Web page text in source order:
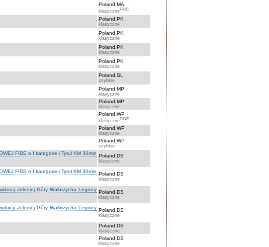
Poland,MA
klasyczneFIDE
Poland,PK
klasyczne
Poland,PK
klasyczne
Poland,PK
klasyczne
Poland,PK
klasyczne
Poland,SL
szybkie
Poland,MP
klasyczne
Poland,MP
klasyczne
Poland,WP
klasyczneFIDE
Poland,WP
klasyczne
Poland,WP
szybkie
FIDE o I kategorie i Tytul KM 30min Poland,DS
klasyczne
FIDE o I kategorie i Tytul KM 30min Poland,DS
klasyczne
Jeleniej Góry Wałbrzycha Legnicy Poland,DS
klasyczne
Jeleniej Góry Wałbrzycha Legnicy Poland,DS
klasyczne
Poland,DS
klasyczne
Poland,DS
klasyczne